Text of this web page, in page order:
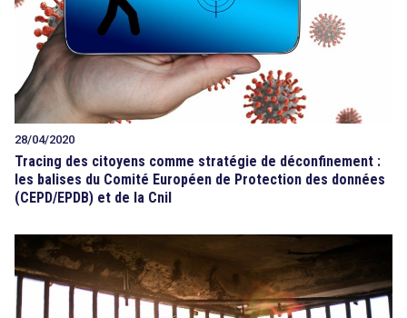
28/04/2020
Tracing des citoyens comme stratégie de déconfinement :
les balises du Comité Européen de Protection des données
(CEPD/EPDB) et de la Cnil